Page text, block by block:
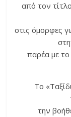
από τον
στις όμορφες
παρέα με το
Το
την